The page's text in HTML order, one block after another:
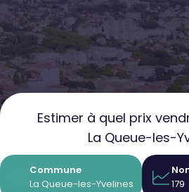
Estimer à quel prix
La Queue-les-
Commune
La Queue-les-Yvelines
179